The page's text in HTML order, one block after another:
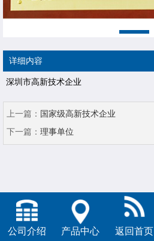
详细内容
深圳市高新技术企业
上一篇： 国家级高新技术企业
下一篇： 理事单位
公司介绍 产品中心 返回首页